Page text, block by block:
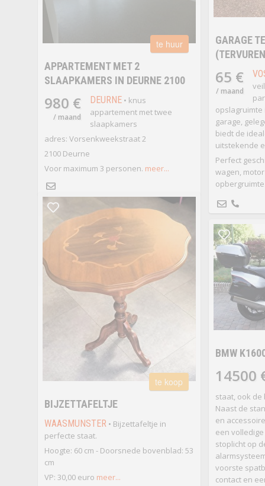
GARAGE
65 €
/ maand
opslagruimte
garage,
biedt de
uitstekende
Perfect
wagen,
te huur
APPARTEMENT MET 2
SLAAPKAMERS IN DEURNE 2100
980 €
/ maand
DEURNE• knus
appartement met twee
slaapkamers
adres: Vorsenkweekstraat 2
2100 Deurne
Voor maximum 3 personen. meer...
te koop
BIJZETTAFELTJE
WAASMUNSTER• Bijzettafeltje in
perfecte staat.
Hoogte: 60 cm - Doorsnede bovenblad: 53
cm
VP: 30,00 euro meer...
BMW
14500
staat, ook
Naast de
en
een
stoplicht op
voorste
contact en